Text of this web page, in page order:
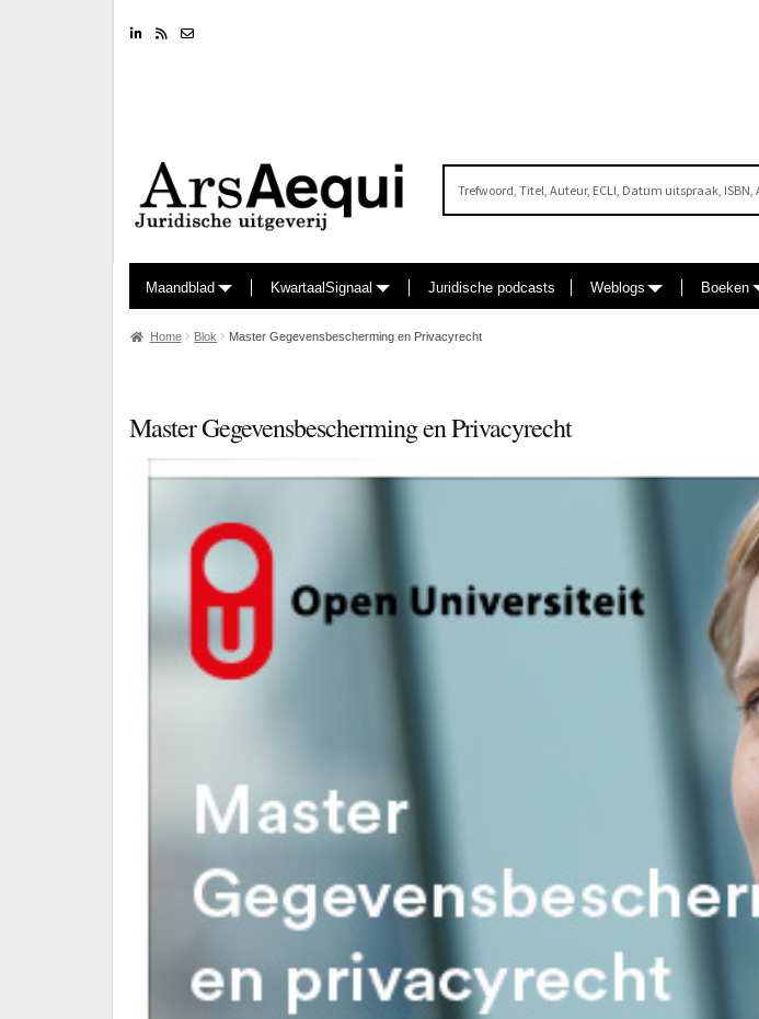
LinkedinRSS feed
Maandblad KwartaalSignaal Juridische podcasts Weblogs Boeken
Home Blok Master Gegevensbescherming en Privacyrecht
Master Gegevensbescherming en Privacyrecht